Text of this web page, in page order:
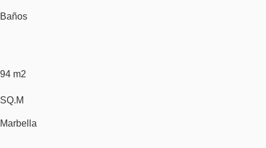
Baños
94 m2
SQ.M
Marbella